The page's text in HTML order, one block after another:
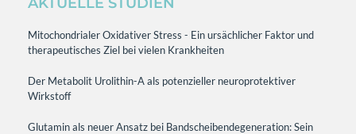
Mitochondrialer Oxidativer Stress - Ein ursächlicher Faktor und
therapeutisches Ziel bei vielen Krankheiten
Der Metabolit Urolithin-A als potenzieller neuroprotektiver
Wirkstoff
Glutamin als neuer Ansatz bei Bandscheibendegeneration: Sein